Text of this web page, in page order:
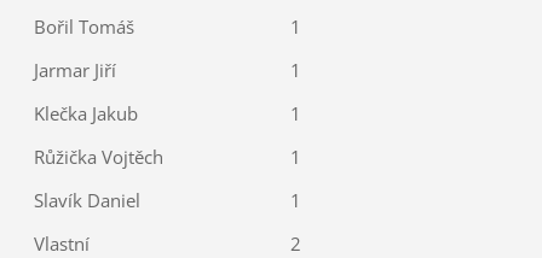
Bořil Tomáš
1
Jarmar Jiří
1
Klečka Jakub
1
Růžička Vojtěch
1
Slavík Daniel
1
Vlastní
2